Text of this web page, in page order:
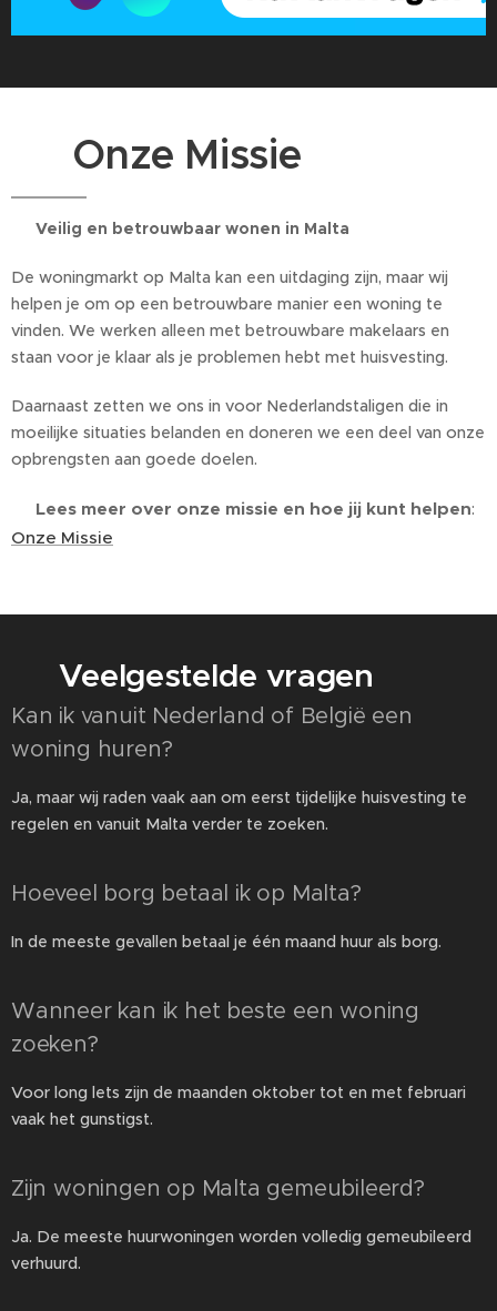
🏠 Onze Missie
Veilig en betrouwbaar wonen in Malta
De woningmarkt op Malta kan een uitdaging zijn, maar wij
helpen je om op een betrouwbare manier een woning te
vinden. We werken alleen met betrouwbare makelaars en
staan voor je klaar als je problemen hebt met huisvesting.
Daarnaast zetten we ons in voor Nederlandstaligen die in
moeilijke situaties belanden en doneren we een deel van onze
opbrengsten aan goede doelen.
Lees meer over onze missie en hoe jij kunt helpen:
Onze Missie
❓ Veelgestelde vragen
Kan ik vanuit Nederland of België een
woning huren?
Ja, maar wij raden vaak aan om eerst tijdelijke huisvesting te
regelen en vanuit Malta verder te zoeken.
Hoeveel borg betaal ik op Malta?
In de meeste gevallen betaal je één maand huur als borg.
Wanneer kan ik het beste een woning
zoeken?
Voor long lets zijn de maanden oktober tot en met februari
vaak het gunstigst.
Zijn woningen op Malta gemeubileerd?
Ja. De meeste huurwoningen worden volledig gemeubileerd
verhuurd.